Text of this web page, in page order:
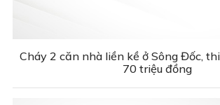
Cháy 2 căn nhà liền kề ở Sông Đốc,
70 triệu đồng